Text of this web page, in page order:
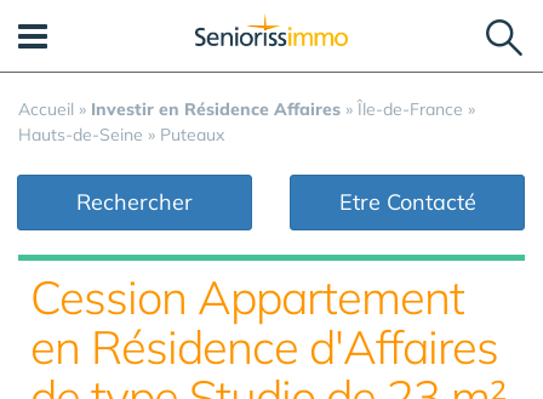
Accueil » Investir en Résidence Affaires » Île-de-France »
Hauts-de-Seine » Puteaux
Rechercher Etre Contacté
Cession Appartement
en Résidence d'Affaires